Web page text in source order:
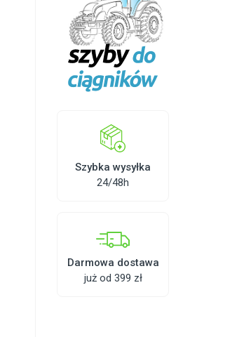
Szybka wysyłka
24/48h
Darmowa dostawa
już od 399 zł